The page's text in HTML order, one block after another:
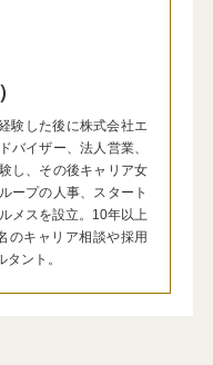
験した後に株式会社エ
バイザー、法人営業、
し、その後キャリア女
ープの人事、スタート
メスを設立。10年以上
のキャリア相談や採用
ント。